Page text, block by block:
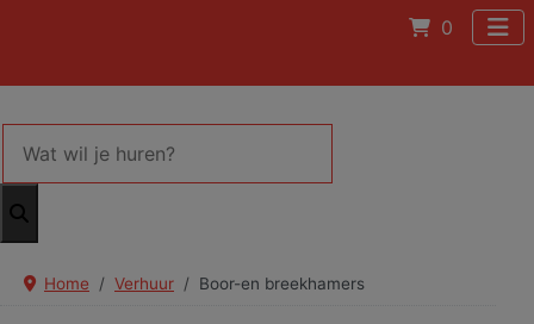
0
Home Verhuur Boor-en breekhamers